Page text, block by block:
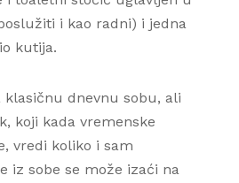
i kao radni) i jedna
kutija.
dnevnu sobu, ali
koji kada vremenske
vredi koliko i sam
iz sobe se može izaći na